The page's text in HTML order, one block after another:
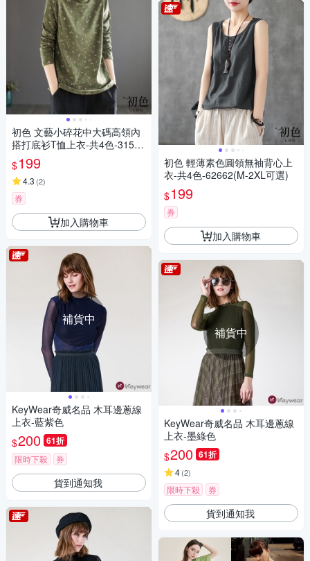
初色 文藝小碎花中大碼高領內
搭打底衫T恤上衣-共4色-31557
(M-2XL可選)
$199
4.3 (2)
券
加入購物車
補貨中
KeyWear奇威名品 木耳邊蔥線
上衣-藍紫色
$200 61折
限時下殺 券
貨到通知我
初色 輕薄素色圓領無袖背心上
衣-共4色-62662(M-2XL可選)
$199
券
加入購物車
補貨中
KeyWear奇威名品 木耳邊蔥線
上衣-墨綠色
$200 61折
4(2)
限時下殺 券
貨到通知我